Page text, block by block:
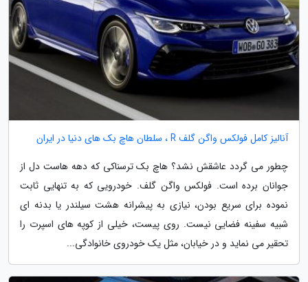
آنالیز کامل فولکس واگن گلف R ، سلطان هاچ بک های دنیا در ایران
چطور می گردد عاشقش نشد؟ هاچ بک ترسناکی که دهه هاست دل از
جوانان برده است. فولکس واگن گلف. خودرویی که به تنهایی ثابت
نموده برای سریع بودن، نیازی به پیشرانه هشت سیلندر یا بدنه ای
شبیه سفینه فضایی نیست. روی پیست، خیلی از کوپه های اسپرت را
تحقیر می نماید و در خیابان، مثل یک خودروی خانوادگی...